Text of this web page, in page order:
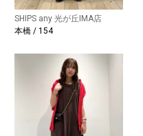
SHIPS any 光が丘IMA店
本橋 / 154